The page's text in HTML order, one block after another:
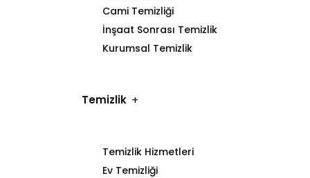
Cami Temizliği
İnşaat Sonrası Temizlik
Kurumsal Temizlik
Temizlik
Temizlik Hizmetleri
Ev Temizliği